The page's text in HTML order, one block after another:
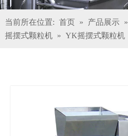
当前所在位置: 首页 » 产品展示 »
摇摆式颗粒机 » YK摇摆式颗粒机